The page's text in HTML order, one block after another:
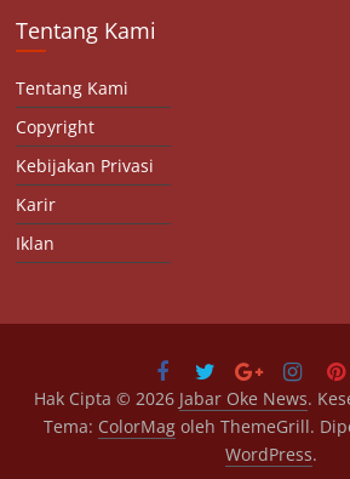
Tentang Kami
Tentang Kami
Copyright
Kebijakan Privasi
Karir
Iklan
Hak Cipta © 2026 Jabar Oke News.
Tema: ColorMagoleh ThemeGrill.
WordPress.